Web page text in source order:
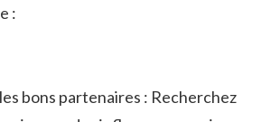
:
bons partenaires : ⁣Recherchez